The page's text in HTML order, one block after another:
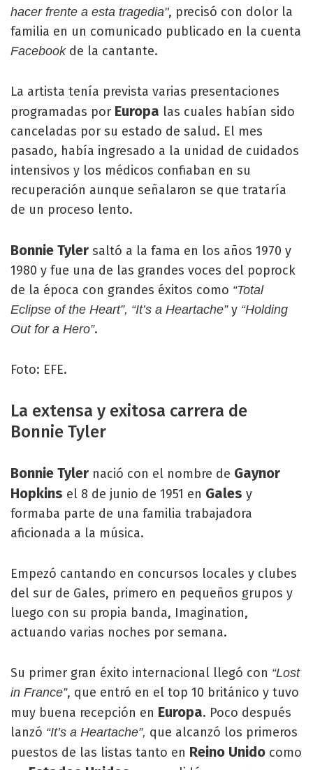
hacer frente a esta tragedia", precisó con dolor la
familia en un comunicado publicado en la cuenta
Facebookde la cantante.
La artista tenía prevista varias presentaciones
programadas por Europa las cuales habían sido
canceladas por su estado de salud. El mes
pasado, había ingresado a la unidad de cuidados
intensivos y los médicos confiaban en su
recuperación aunque señalaron se que trataría
de un proceso lento.
Bonnie Tyler saltó a la fama en los años 1970 y
1980 y fue una de las grandes voces del poprock
de la época con grandes éxitos como “Total
Eclipse of the Heart”, “It’s a Heartache” y “Holding
Out for a Hero”.
Foto: EFE.
La extensa y exitosa carrera de
Bonnie Tyler
Bonnie Tyler nació con el nombre de Gaynor
Hopkins el 8 de junio de 1951 en Gales y
formaba parte de una familia trabajadora
aficionada a la música.
Empezó cantando en concursos locales y clubes
del sur de Gales, primero en pequeños grupos y
luego con su propia banda, Imagination,
actuando varias noches por semana.
Su primer gran éxito internacional llegó con “Lost
in France”, que entró en el top 10 británico y tuvo
muy buena recepción en Europa. Poco después
lanzó “It’s a Heartache”, que alcanzó los primeros
puestos de las listas tanto en Reino Unido como